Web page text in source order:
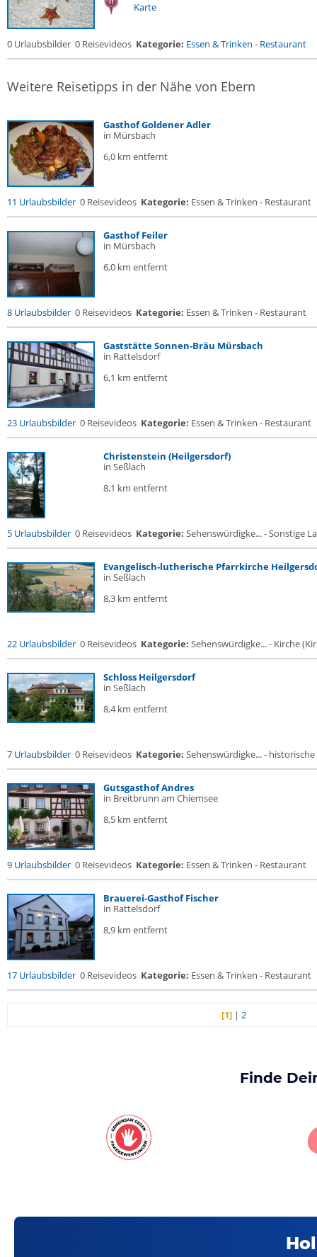
Karte
0 Urlaubsbilder 0 Reisevideos Kategorie: Essen & Trinken - Restaurant
Weitere Reisetipps in der Nähe von Ebern
Gasthof Goldener Adler
in Mürsbach
6,0 km entfernt
11 Urlaubsbilder 0 Reisevideos Kategorie: Essen & Trinken - Restaurant
Gasthof Feiler
in Mürsbach
6,0 km entfernt
8 Urlaubsbilder 0 Reisevideos Kategorie: Essen & Trinken - Restaurant
Gaststätte Sonnen-Bräu Mürsbach
in Rattelsdorf
6,1 km entfernt
23 Urlaubsbilder 0 Reisevideos Kategorie: Essen & Trinken - Restaurant
Christenstein (Heilgersdorf)
in Seßlach
8,1 km entfernt
5 Urlaubsbilder 0 Reisevideos Kategorie: Sehenswürdigke... - Sonstige
Evangelisch-lutherische Pfarrkirche
in Seßlach
8,3 km entfernt
22 Urlaubsbilder 0 Reisevideos Kategorie: Sehenswürdigke... - Kirche
Schloss Heilgersdorf
in Seßlach
8,4 km entfernt
7 Urlaubsbilder 0 Reisevideos Kategorie: Sehenswürdigke... - historische
Gutsgasthof Andres
in Breitbrunn am Chiemsee
8,5 km entfernt
9 Urlaubsbilder 0 Reisevideos Kategorie: Essen & Trinken - Restaurant
Brauerei-Gasthof Fischer
in Rattelsdorf
8,9 km entfernt
17 Urlaubsbilder 0 Reisevideos Kategorie: Essen & Trinken - Restaurant
[1] |2
Finde